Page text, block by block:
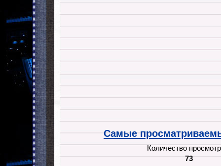
Самые
Количество
73